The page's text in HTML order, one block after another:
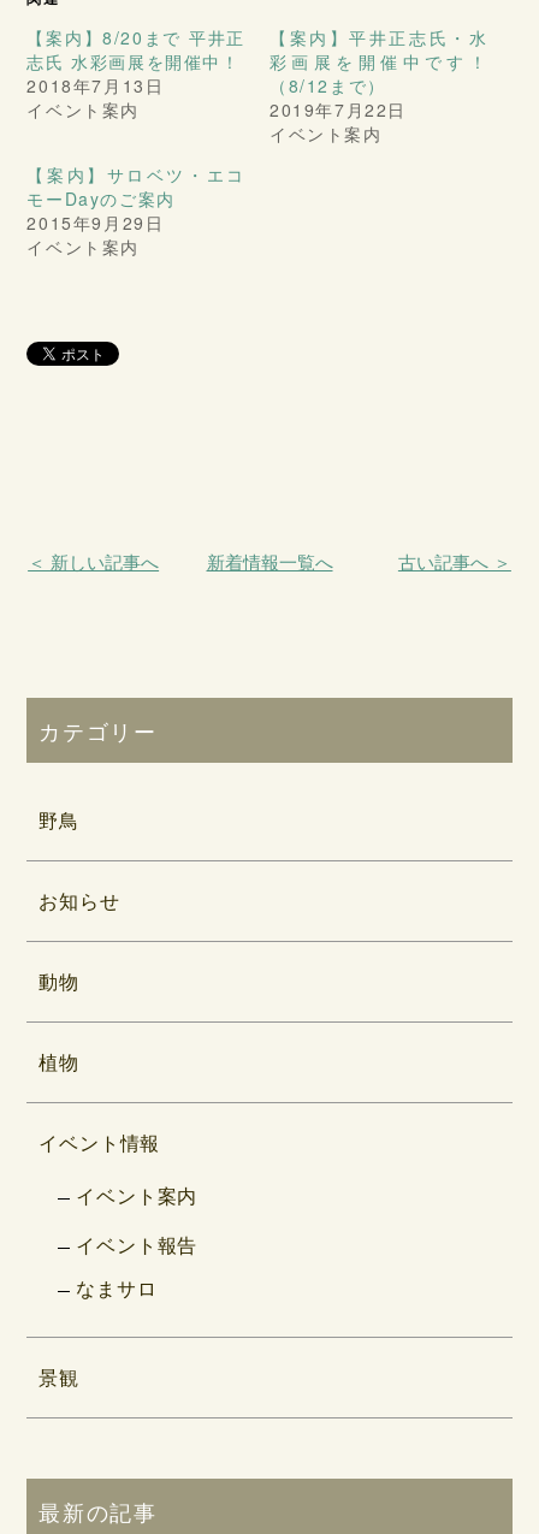
【案内】8/20まで 平井正
志氏 水彩画展を開催中！
2018年7月13日
イベント案内
【案内】平井正志氏・水
彩画展を開催中です！
（8/12まで）
2019年7月22日
イベント案内
【案内】サロベツ・エコ
モーDayのご案内
2015年9月29日
イベント案内
＜ 新しい記事へ 新着情報一覧へ 古い記事へ ＞
カテゴリー
野鳥
お知らせ
動物
植物
イベント情報
イベント案内
イベント報告
なまサロ
景観
最新の記事